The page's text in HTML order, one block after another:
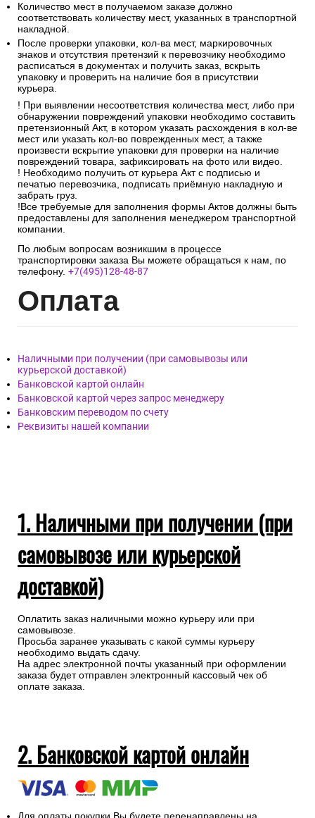
Количество мест в получаемом заказе должно
соответствовать количеству мест, указанных в транспортной
накладной.
После проверки упаковки, кол-ва мест, маркировочных
знаков и отсутствия претензий к перевозчику необходимо
расписаться в документах и получить заказ, вскрыть
упаковку и проверить на наличие боя в присутствии
курьера.
! При выявлении несоответствия количества мест, либо при
обнаружении повреждений упаковки необходимо составить
претензионный Акт, в котором указать расхождения в кол-ве
мест или указать кол-во поврежденных мест, а также
произвести вскрытие упаковки для проверки на наличие
повреждений товара, зафиксировать на фото или видео.
! Необходимо получить от курьера Акт с подписью и
печатью перевозчика, подписать приёмную накладную и
забрать груз.
!Все требуемые для заполнения формы Актов должны быть
предоставлены для заполнения менеджером транспортной
компании.
По любым вопросам возникшим в процессе
транспортировки заказа Вы можете обращаться к нам, по
телефону. +7(495)128-48-87
Оплата
Наличными при получении (при самовывозы или
курьерской доставкой)
Банковской картой онлайн
Банковской картой через запрос менеджеру
Банковским переводом по счету
Реквизиты нашей компании
1. Наличными при получении (при
самовывозе или курьерской
доставкой)
Оплатить заказ наличными можно курьеру или при
самовывозе.
Просьба заранее указывать с какой суммы курьеру
необходимо выдать сдачу.
На адрес электронной почты указанный при оформлении
заказа будет отправлен электронный кассовый чек об
оплате заказа.
2. Банковской картой онлайн